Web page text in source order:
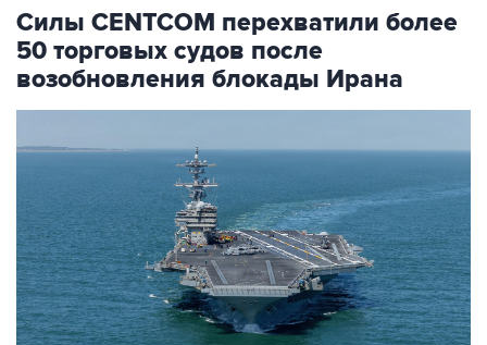
возобновления блокады Ирана
Фото: Zuma\ТАСС